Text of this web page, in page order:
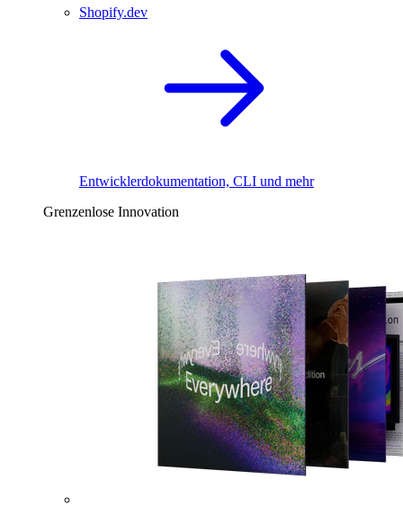
Shopify.dev
Entwicklerdokumentation, CLI und mehr
Grenzenlose Innovation